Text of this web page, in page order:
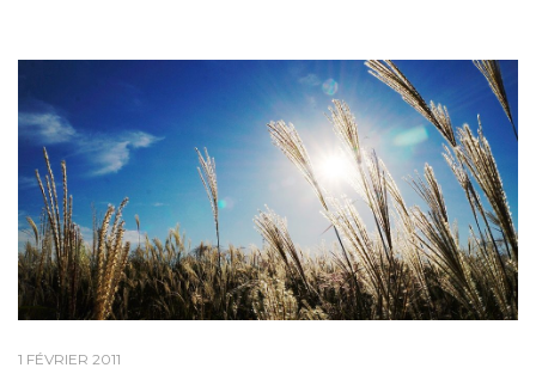
1 FÉVRIER 2011